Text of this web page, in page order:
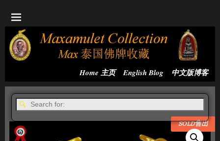
Home 主页 English Blog 中文版博客
SOLD售出